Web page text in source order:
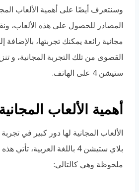
وسنتعرف أيضًا على أهمية الألعاب
المصادر للحصول على هذه الألعاب،
مجانية رائعة يمكنك تجربتها، بالإضافة
القصوى من تلك التجربة المجانية، و
ستيشن 4 على الهاتف.
أهمية الألعاب المجانية
الألعاب المجانية لها دور كبير في
بلاي ستيشن 4 باللغة العربية،
ملحوظة وهي كالتالي: